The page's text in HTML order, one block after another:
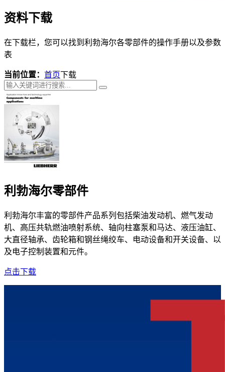
资料下载
在下载栏，您可以找到利勃海尔各零部件的操作手册以及参数
表
当前位置： 首页下载
利勃海尔零部件
利勃海尔丰富的零部件产品系列包括柴油发动机、燃气发动
机、高压共轨燃油喷射系统、轴向柱塞泵和马达、液压油缸、
大直径轴承、齿轮箱和钢丝绳绞车、电动设备和开关设备、以
及电子控制装置和元件。
点击下载